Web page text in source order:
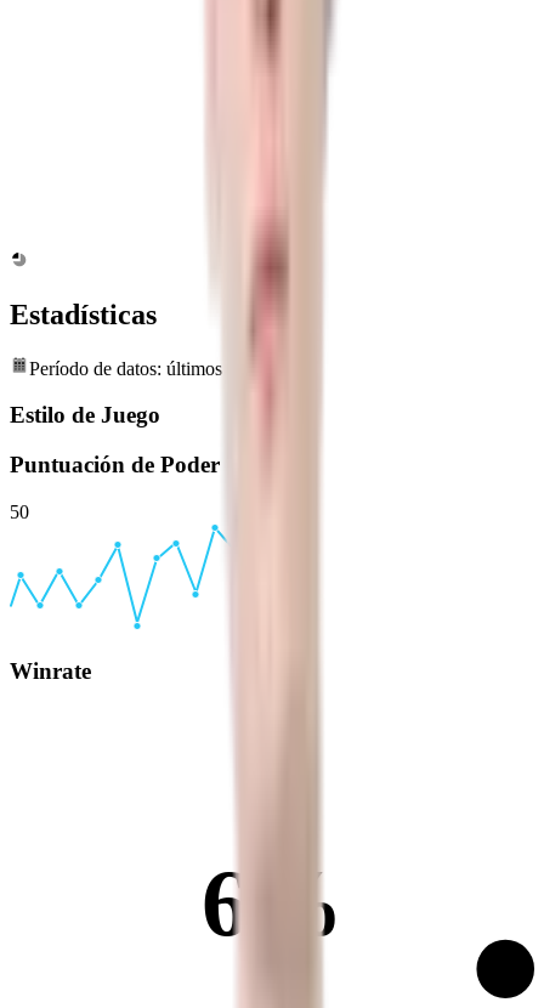
Estadísticas
Período de datos: últimos 6 meses
Estilo de Juego
Puntuación de Poder
50
Winrate
6%